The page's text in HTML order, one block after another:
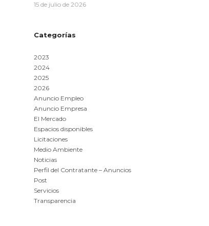
15 de julio de 2026
Categorías
2023
2024
2025
2026
Anuncio Empleo
Anuncio Empresa
El Mercado
Espacios disponibles
Licitaciones
Medio Ambiente
Noticias
Perfil del Contratante – Anuncios
Post
Servicios
Transparencia